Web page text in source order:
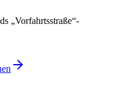
„Vorfahrtsstraße“-